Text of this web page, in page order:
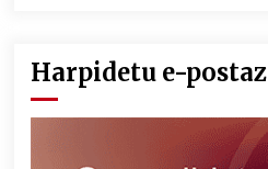
Harpidetu e-postaz